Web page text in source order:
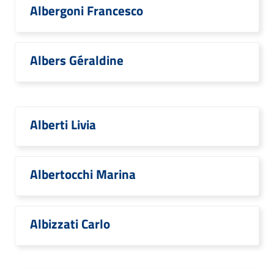
Albergoni Francesco
Albers Géraldine
Alberti Livia
Albertocchi Marina
Albizzati Carlo